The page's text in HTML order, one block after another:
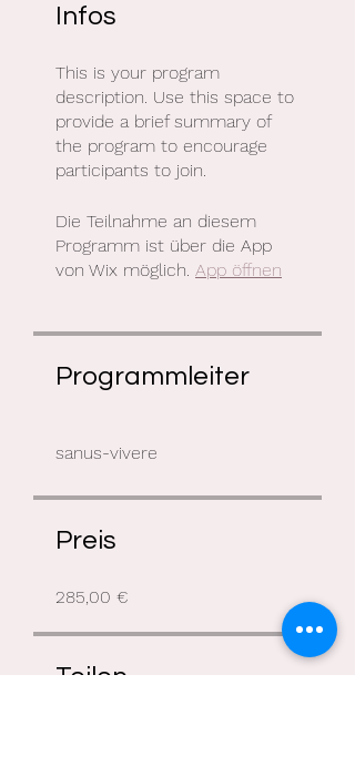
Infos
This is your program
description. Use this space to
provide a brief summary of
the program to encourage
participants to join.
Die Teilnahme an diesem
Programm ist über die App
von Wix möglich. App öffnen
Programmleiter
sanus-vivere
Preis
285,00 €
Teilen